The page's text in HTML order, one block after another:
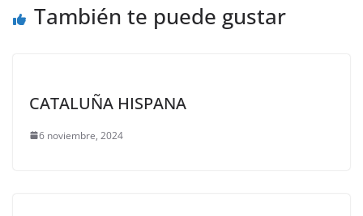
También te puede gustar
CATALUÑA HISPANA
6 noviembre, 2024